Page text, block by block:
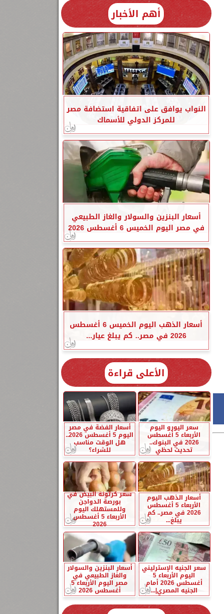
أهم الأخبار
النواب يوافق على اتفاقية استضافة مصر
للمركز الدولي للأسماك
أسعار البنزين والسولار والغاز الطبيعي
في مصر اليوم الخميس 6 أغسطس 2026
أسعار الذهب اليوم الخميس 6 أغسطس
2026 في مصر.. كم يبلغ عيار...
الأعلى قراءة
سعر اليورو اليوم
الأربعاء 5 أغسطس
2026 في البنوك..
تحديث لحظي
أسعار الفضة في مصر
اليوم 5 أغسطس 2026..
هل الوقت مناسب
للشراء؟
أسعار الذهب اليوم
الأربعاء 5 أغسطس
2026 في مصر.. كم
يبلغ...
سعر كرتونة البيض في
بورصة الدواجن
وللمستهلك اليوم
الأربعاء 5 أغسطس
2026
سعر الجنيه الإسترليني
اليوم الأربعاء 5
أغسطس 2026 أمام
الجنيه المصري|...
أسعار البنزين والسولار
والغاز الطبيعي في
مصر اليوم الأربعاء 5
أغسطس 2026